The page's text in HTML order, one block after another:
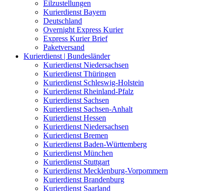
Eilzustellungen
Kurierdienst Bayern
Deutschland
Overnight Express Kurier
Express Kurier Brief
Paketversand
Kurierdienst | Bundesländer
Kurierdienst Niedersachsen
Kurierdienst Thüringen
Kurierdienst Schleswig-Holstein
Kurierdienst Rheinland-Pfalz
Kurierdienst Sachsen
Kurierdienst Sachsen-Anhalt
Kurierdienst Hessen
Kurierdienst Niedersachsen
Kurierdienst Bremen
Kurierdienst Baden-Württemberg
Kurierdienst München
Kurierdienst Stuttgart
Kurierdienst Mecklenburg-Vorpommern
Kurierdienst Brandenburg
Kurierdienst Saarland